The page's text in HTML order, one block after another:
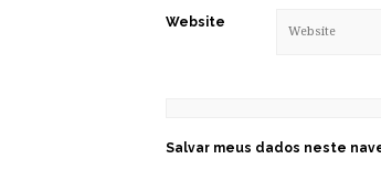
Website
Salvar meus dados neste